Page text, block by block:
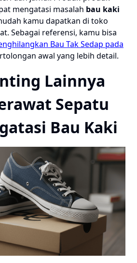
mengatasi masalah bau kaki
kamu dapatkan di toko
Sebagai referensi, kamu bisa
Bau Tak Sedap pada
awal yang lebih detail.
Lainnya
Sepatu
Bau Kaki